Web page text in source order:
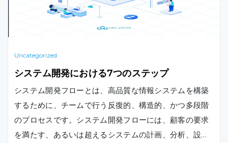
Uncategorized
システム開発における7つのステップ
システム開発フローとは、高品質な情報システムを構築
するために、チームで行う反復的、構造的、かつ多段階
のプロセスです。システム開発フローには、顧客の要求
を満たす、あるいは超えるシステムの計画、分析、設計